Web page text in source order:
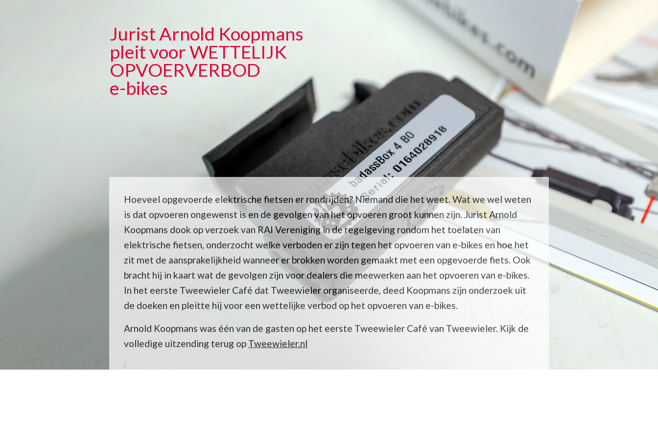
Jurist Arnold Koopmans
pleit voor WETTELIJK
OPVOERVERBOD
e-bikes
Hoeveel opgevoerde elektrische fietsen er rondrijden? Niemand die het weet. Wat we wel weten
is dat opvoeren ongewenst is en de gevolgen van het opvoeren groot kunnen zijn. Jurist Arnold
Koopmans dook op verzoek van RAI Vereniging in de regelgeving rondom het toelaten van
elektrische fietsen, onderzocht welke verboden er zijn tegen het opvoeren van e-bikes en hoe het
zit met de aansprakelijkheid wanneer er brokken worden gemaakt met een opgevoerde fiets. Ook
bracht hij in kaart wat de gevolgen zijn voor dealers die meewerken aan het opvoeren van e-bikes.
In het eerste Tweewieler Café dat Tweewieler organiseerde, deed Koopmans zijn onderzoek uit
de doeken en pleitte hij voor een wettelijke verbod op het opvoeren van e-bikes.
Arnold Koopmans was één van de gasten op het eerste Tweewieler Café van Tweewieler. Kijk de
volledige uitzending terug op Tweewieler.nl